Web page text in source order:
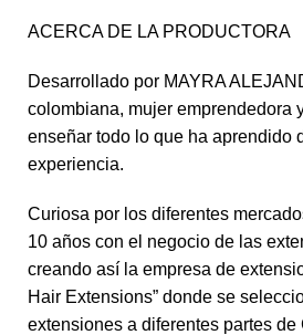
ACERCA DE LA PRODUCTORA
Desarrollado por MAYRA
colombiana, mujer emprendedora
enseñar todo lo que ha aprendido
experiencia.
Curiosa por los diferentes
10 años con el negocio de las
creando así la empresa de
Hair Extensions” donde se
extensiones a diferentes partes